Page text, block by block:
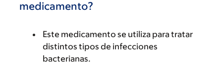
medicamento?
Este medicamento se utiliza para tratar
distintos tipos de infecciones
bacterianas.